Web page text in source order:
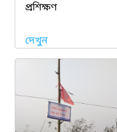
প্রশিক্ষণ
দেখুন